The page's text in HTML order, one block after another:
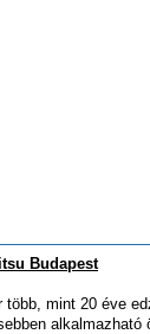
Budapest
több, mint 20 éve